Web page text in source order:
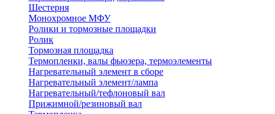
Шестерня
Монохромное МФУ
Ролики и тормозные площадки
Ролик
Тормозная площадка
Термопленки, валы фьюзера, термоэлементы
Нагревательный элемент в сборе
Нагревательный элемент/лампа
Нагревательный/тефлоновый вал
Прижимной/резиновый вал